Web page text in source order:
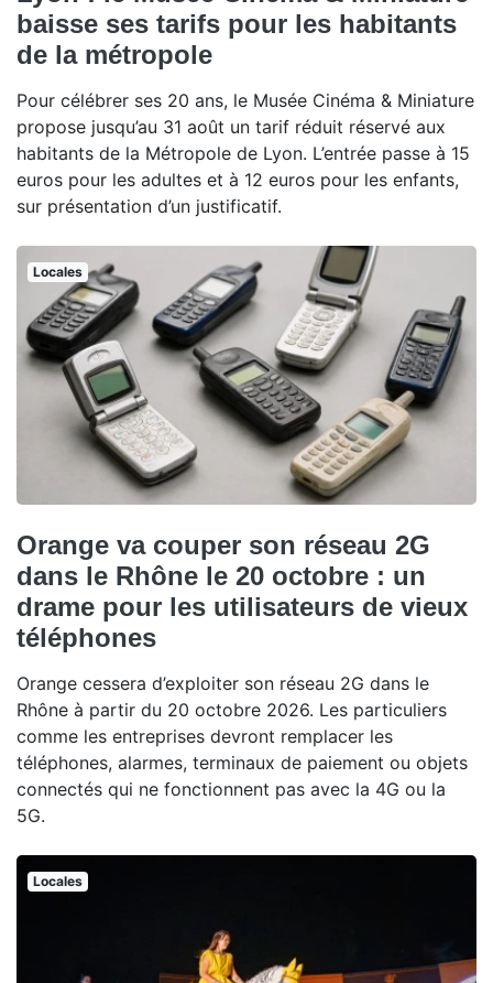
baisse ses tarifs pour les habitants
de la métropole
Pour célébrer ses 20 ans, le Musée Cinéma & Miniature
propose jusqu’au 31 août un tarif réduit réservé aux
habitants de la Métropole de Lyon. L’entrée passe à 15
euros pour les adultes et à 12 euros pour les enfants,
sur présentation d’un justificatif.
Locales
Orange va couper son réseau 2G
dans le Rhône le 20 octobre : un
drame pour les utilisateurs de vieux
téléphones
Orange cessera d’exploiter son réseau 2G dans le
Rhône à partir du 20 octobre 2026. Les particuliers
comme les entreprises devront remplacer les
téléphones, alarmes, terminaux de paiement ou objets
connectés qui ne fonctionnent pas avec la 4G ou la
5G.
Locales